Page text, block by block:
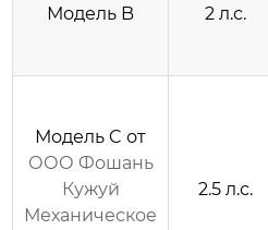
Модель B 2 л.с.
Модель C от
ООО Фошань
Кужуй
Механическое
2.5 л.с.